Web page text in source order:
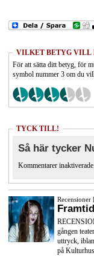
VILKET BETYG VILL
För att sätta ditt betyg, för
symbol nummer 3 om du
TYCK TILL!
Så här tycker
Kommentarer inaktiverade.
gången
uttryck,
på